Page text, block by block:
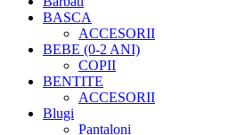
BASCA
ACCESORII
BEBE (0-2 ANI)
COPII
BENTITE
ACCESORII
Blugi
Pantaloni